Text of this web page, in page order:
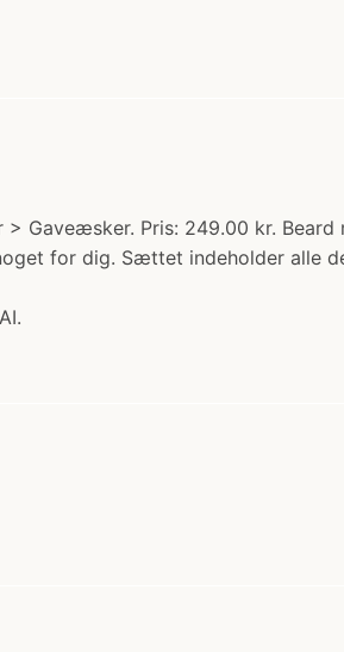
Gaveæsker. Pris: 249.00 kr.
for dig. Sættet indeholder alle